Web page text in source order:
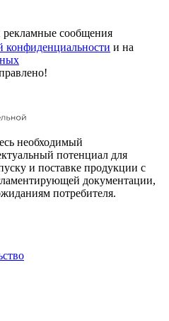
рекламные сообщения
конфиденциальности и на
необходимый
потенциал для
и поставке продукции с
документации,
потребителя.